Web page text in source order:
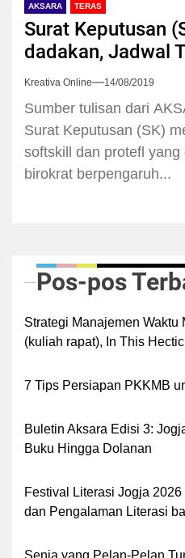
AKSARA TERAS
Surat Keputusan
dadakan, Jadwal
Kreativa Online 14/08/2019
Sumber tulisan dari
Surat Keputusan (SK)
softskill dan protefl yang
birokrat berpengaruh...
Pos-pos
Strategi Manajemen
(kuliah rapat), In This
7 Tips Persiapan PKKMB
Buletin Aksara Edisi 3:
Buku Hingga Dolanan
Festival Literasi Jogja
dan Pengalaman Literasi
Senja yang Pelan-Pelan